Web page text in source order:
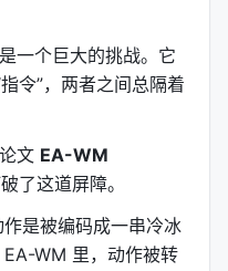
一个巨大的挑战。它
令”，两者之间总隔着
文 EA-WM
了这道屏障。
是被编码成一串冷冰
WM 里，动作被转